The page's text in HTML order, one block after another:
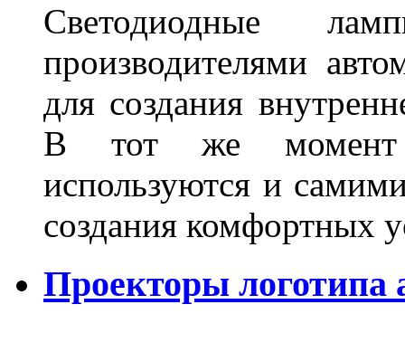
Светодиодные
производителями
для создания
В тот же момент
используются и
создания комфортных
Проекторы логотипа